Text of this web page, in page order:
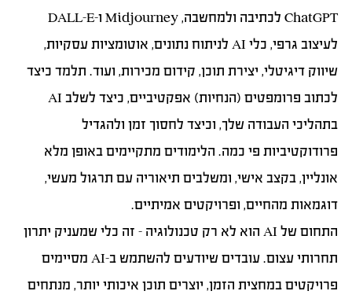
ChatGPT לכתיבה ולמחשבה, Midjourney ו-DALL-E
לעיצוב גרפי, כלי AI לניתוח נתונים, אוטומציות עסקיות,
שיווק דיגיטלי, יצירת תוכן, קידום מכירות, ועוד. תלמד כיצד
לכתוב פרומפטים (הנחיות) אפקטיביים, כיצד לשלב AI
בתהליכי העבודה שלך, וכיצד לחסוך זמן ולהגדיל
פרודוקטיביות פי כמה. הלימודים מתקיימים באופן מלא
אונליין, בקצב אישי, ומשלבים תיאוריה עם תרגול מעשי,
דוגמאות מהחיים, ופרויקטים אמיתיים.
התחום של AI הוא לא רק טכנולוגיה – זה כלי שמעניק יתרון
תחרותי עצום. עובדים שיודעים להשתמש ב-AI מסיימים
פרויקטים במחצית הזמן, יוצרים תוכן איכותי יותר, מנתחים